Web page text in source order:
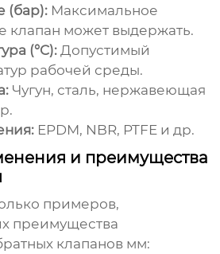
(бар): Максимальное
клапан может выдержать.
(°C): Допустимый
рабочей среды.
Чугун, сталь, нержавеющая
EPDM, NBR, PTFE и др.
и преимущества
примеров,
преимущества
клапанов мм: